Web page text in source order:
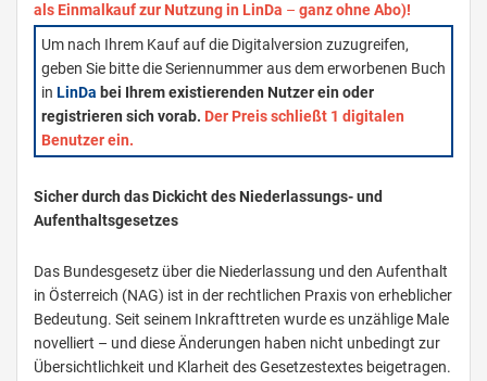
als Einmalkauf zur Nutzung in LinDa – ganz ohne Abo)!
Um nach Ihrem Kauf auf die Digitalversion zuzugreifen,
geben Sie bitte die Seriennummer aus dem erworbenen Buch
in LinDa bei Ihrem existierenden Nutzer ein oder
registrieren sich vorab. Der Preis schließt 1 digitalen
Benutzer ein.
Sicher durch das Dickicht des Niederlassungs- und
Aufenthaltsgesetzes
Das Bundesgesetz über die Niederlassung und den Aufenthalt
in Österreich (NAG) ist in der rechtlichen Praxis von erheblicher
Bedeutung. Seit seinem Inkrafttreten wurde es unzählige Male
novelliert – und diese Änderungen haben nicht unbedingt zur
Übersichtlichkeit und Klarheit des Gesetzestextes beigetragen.